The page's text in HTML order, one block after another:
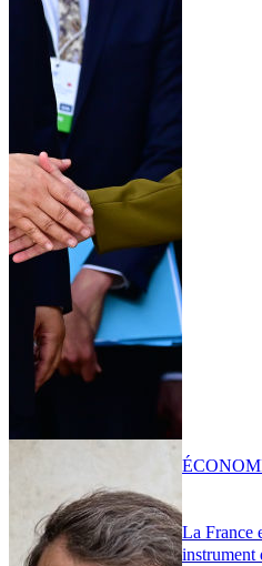
La France
instrument